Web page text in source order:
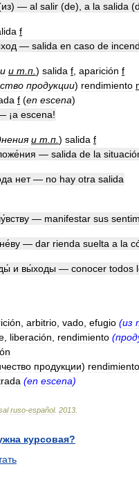
из) — al salir (de), a la salida (
f
— salida en caso de
и т п ) salida f aparición f
продукции) rendimiento
f (en escena)
¡a escena!
и т п ) salida f
— salida de la
нет— no hay otra salida
— manifestar sus
— dar rienda suelta a la
и вы́ходы — conocer todos
arbitrio vado efugio (из
liberación rendimiento (
продукции) rendimiento
(en escena)
ruso-español. 2013
курсовая?